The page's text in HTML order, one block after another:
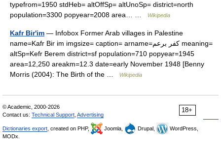
typefrom=1950 stdHeb= altOffSp= altUnoSp= district=north
population=3300 popyear=2008 area… …
Wikipedia
Kafr Bir'im — Infobox Former Arab villages in Palestine
name=Kafr Bir im imgsize= caption= arname=كفر برعم meaning=
altSp=Kefr Berem district=sf population=710 popyear=1945
area=12,250 areakm=12.3 date=early November 1948 [Benny
Morris (2004): The Birth of the …
Wikipedia
18+
© Academic, 2000-2026
Contact us: Technical Support Advertising
Dictionaries export , created on PHP, Joomla, Drupal,
WordPress,
MODx.